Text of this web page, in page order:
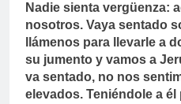
Nadie sienta vergüenza:
nosotros. Vaya sentado
llámenos para llevarle a
su jumento y vamos a
va sentado, no nos
elevados. Teniéndole a